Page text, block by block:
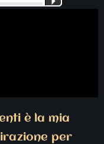
è la mia
per